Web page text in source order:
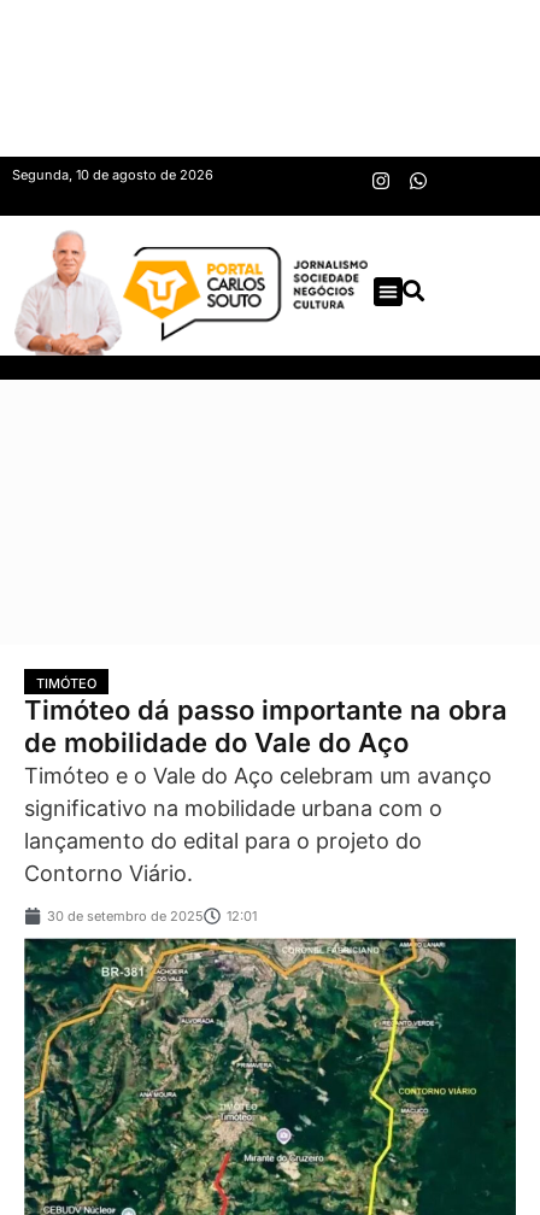
Segunda, 10 de agosto de 2026
TIMÓTEO
Timóteo dá passo importante na obra
de mobilidade do Vale do Aço
Timóteo e o Vale do Aço celebram um avanço
significativo na mobilidade urbana com o
lançamento do edital para o projeto do
Contorno Viário.
30 de setembro de 2025 12:01